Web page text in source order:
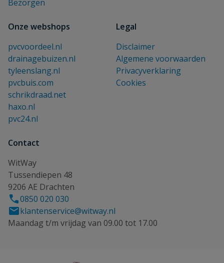
Bezorgen
Onze webshops
pvcvoordeel.nl
drainagebuizen.nl
tyleenslang.nl
pvcbuis.com
schrikdraad.net
haxo.nl
pvc24.nl
Legal
Disclaimer
Algemene voorwaarden
Privacyverklaring
Cookies
Contact
WitWay
Tussendiepen 48
9206 AE Drachten
0850 020 030
klantenservice@witway.nl
Maandag t/m vrijdag van 09.00 tot 17.00